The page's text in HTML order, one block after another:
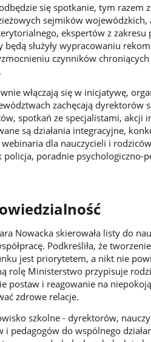
się spotkanie, tym razem
sejmików
ekspertów z zakresu
będą służyły wypracowaniu
czynników
włączają się w inicjatywę,
zachęcają dyrektorów
spotkań ze specjalistami, akcji
są działania integracyjne,
dla nauczycieli i
poradnie psychologiczno-
Nowacka skierowała listy do
Podkreśliła, że
jest priorytetem, a nikt nie
rolę Ministerstwo przypisuje
postaw i reagowanie na
zdrowe relacje.
szkolne - dyrektorów,
i pedagogów do wspólnego